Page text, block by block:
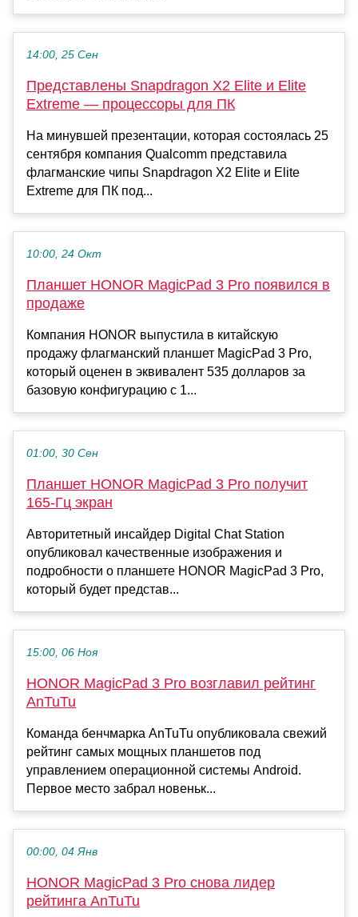
14:00, 25 Сен
Представлены Snapdragon X2 Elite и Elite
Extreme — процессоры для ПК
На минувшей презентации, которая состоялась 25
сентября компания Qualcomm представила
флагманские чипы Snapdragon X2 Elite и Elite
Extreme для ПК под...
10:00, 24 Окт
Планшет HONOR MagicPad 3 Pro появился в
продаже
Компания HONOR выпустила в китайскую
продажу флагманский планшет MagicPad 3 Pro,
который оценен в эквивалент 535 долларов за
базовую конфигурацию с 1...
01:00, 30 Сен
Планшет HONOR MagicPad 3 Pro получит
165-Гц экран
Авторитетный инсайдер Digital Chat Station
опубликовал качественные изображения и
подробности о планшете HONOR MagicPad 3 Pro,
который будет представ...
15:00, 06 Ноя
HONOR MagicPad 3 Pro возглавил рейтинг
AnTuTu
Команда бенчмарка AnTuTu опубликовала свежий
рейтинг самых мощных планшетов под
управлением операционной системы Android.
Первое место забрал новеньк...
00:00, 04 Янв
HONOR MagicPad 3 Pro снова лидер
рейтинга AnTuTu